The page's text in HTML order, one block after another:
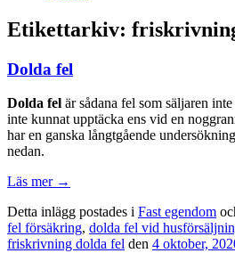
Etikettarkiv:
Dolda fel
Dolda fel är sådana fel som säljaren
inte kunnat upptäcka ens vid en
har en ganska långtgående
nedan.
Läs mer →
Detta inlägg postades i Fast egendom
fel försäkring, dolda fel vid
friskrivning dolda fel den 4 oktober,